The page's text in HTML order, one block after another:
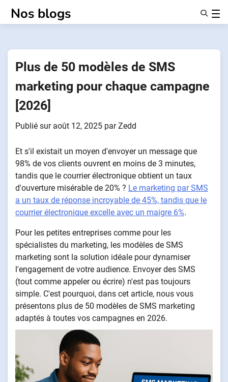
Nos blogs
À Propos De Nous
Plus de 50 modèles de SMS
marketing pour chaque campagne
[2026]
Publié sur août 12, 2025 parZedd
Et s'il existait un moyen d'envoyer un message que
98% de vos clients ouvrent en moins de 3 minutes,
tandis que le courrier électronique obtient un taux
d'ouverture misérable de 20% ? Le marketing par SMS
a un taux de réponse incroyable de 45%, tandis que le
courrier électronique excelle avec un maigre 6%.
Pour les petites entreprises comme pour les
spécialistes du marketing, les modèles de SMS
marketing sont la solution idéale pour dynamiser
l'engagement de votre audience. Envoyer des SMS
(tout comme appeler ou écrire) n'est pas toujours
simple. C'est pourquoi, dans cet article, nous vous
présentons plus de 50 modèles de SMS marketing
adaptés à toutes vos campagnes en 2026.